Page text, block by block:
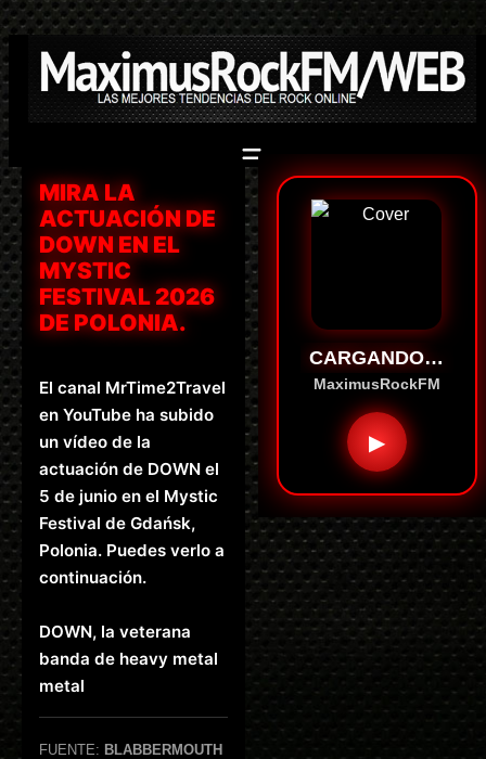
Saltar
al
contenido
MIRA LA
ACTUACIÓN DE
DOWN EN EL
MYSTIC
FESTIVAL 2026
DE POLONIA.
El canal MrTime2Travel
en YouTube ha subido
un vídeo de la
actuación de DOWN el
5 de junio en el Mystic
Festival de Gdańsk,
Polonia. Puedes verlo a
continuación.
DOWN, la veterana
banda de heavy metal
metal
FUENTE: BLABBERMOUTH
CARGANDO…
MaximusRockFM
▶